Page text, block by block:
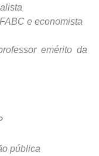
e economista
emérito da
pública